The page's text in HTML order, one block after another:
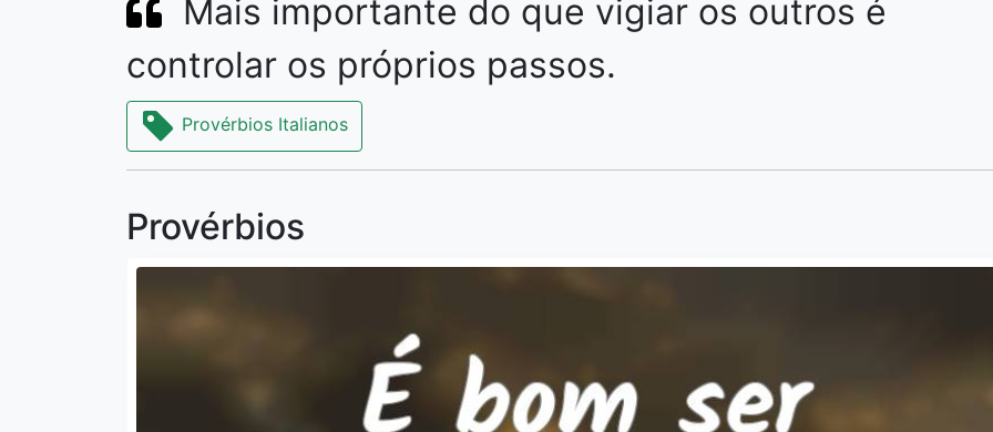
Mais importante do que vigiar os outros é
controlar os próprios passos.
Provérbios Italianos
Provérbios